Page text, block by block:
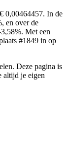
0,00464457. In de
en over de
Met een
#1849 in op
Deze pagina is
altijd je eigen